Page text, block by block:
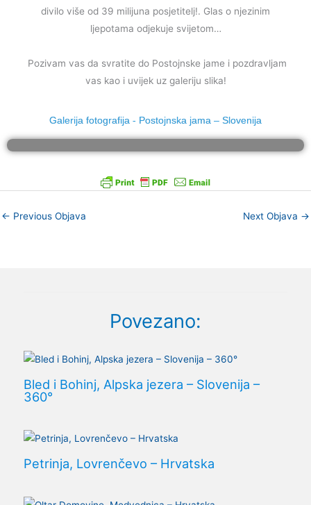
divilo više od 39 milijuna posjetitelj!. Glas o njezinim
ljepotama odjekuje svijetom…
Pozivam vas da svratite do Postojnske jame i pozdravljam
vas kao i uvijek uz galeriju slika!
Galerija fotografija - Postojnska jama – Slovenija
← Previous Objava Next Objava →
Povezano:
Bled i Bohinj, Alpska jezera – Slovenija –
360°
Petrinja, Lovrenčevo – Hrvatska